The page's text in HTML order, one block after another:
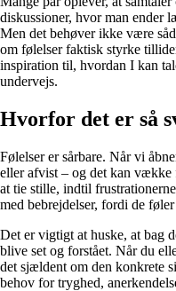
diskussioner, hvor man ender
Men det behøver ikke være
om følelser faktisk styrke
inspiration til, hvordan I kan
undervejs.
Hvorfor det er så
Følelser er sårbare. Når vi
eller afvist – og det kan
at tie stille, indtil
med bebrejdelser, fordi de
Det er vigtigt at huske, at bag
blive set og forstået. Når du
det sjældent om den konkrete
behov for tryghed,